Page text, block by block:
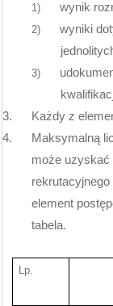
1) wynik
2)
wyniki
3)
3.
Każdy z
4.
Maksymalną
może uzyskać
element
tabela.
Lp.